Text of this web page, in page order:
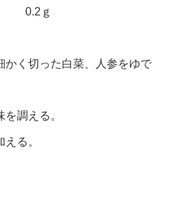
0.2ｇ
く切った白菜、人参をゆで
調える。
る。